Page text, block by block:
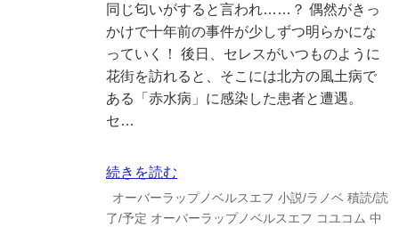
同じ匂いがすると言われ……？ 偶然がきっ
かけで十年前の事件が少しずつ明らかにな
っていく！ 後日、セレスがいつものように
花街を訪れると、そこには北方の風土病で
ある「赤水病」に感染した患者と遭遇。
セ…
続きを読む
オーバーラップノベルスエフ 小説/ラノベ 積読/読
了/予定 オーバーラップノベルスエフ コユコム 中